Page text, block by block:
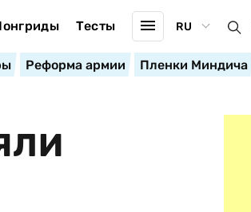
Тесты RU
Реформа армии Пленки Миндича